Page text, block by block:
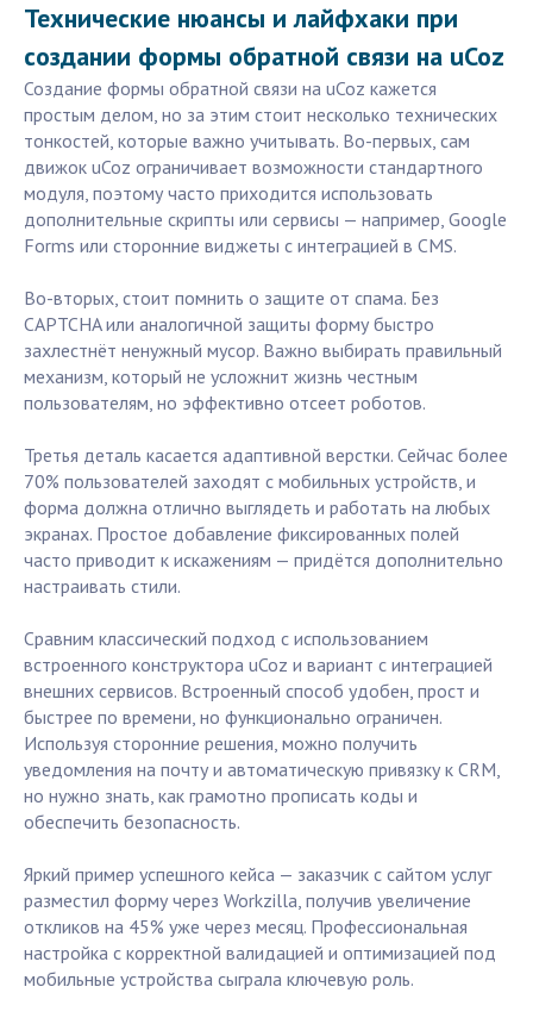
Технические нюансы и лайфхаки при
создании формы обратной связи на uCoz
Создание формы обратной связи на uCoz кажется
простым делом, но за этим стоит несколько технических
тонкостей, которые важно учитывать. Во-первых, сам
движок uCoz ограничивает возможности стандартного
модуля, поэтому часто приходится использовать
дополнительные скрипты или сервисы — например, Google
Forms или сторонние виджеты с интеграцией в CMS.
Во-вторых, стоит помнить о защите от спама. Без
CAPTCHA или аналогичной защиты форму быстро
захлестнёт ненужный мусор. Важно выбирать правильный
механизм, который не усложнит жизнь честным
пользователям, но эффективно отсеет роботов.
Третья деталь касается адаптивной верстки. Сейчас более
70% пользователей заходят с мобильных устройств, и
форма должна отлично выглядеть и работать на любых
экранах. Простое добавление фиксированных полей
часто приводит к искажениям — придётся дополнительно
настраивать стили.
Сравним классический подход с использованием
встроенного конструктора uCoz и вариант с интеграцией
внешних сервисов. Встроенный способ удобен, прост и
быстрее по времени, но функционально ограничен.
Используя сторонние решения, можно получить
уведомления на почту и автоматическую привязку к CRM,
но нужно знать, как грамотно прописать коды и
обеспечить безопасность.
Яркий пример успешного кейса — заказчик с сайтом услуг
разместил форму через Workzilla, получив увеличение
откликов на 45% уже через месяц. Профессиональная
настройка с корректной валидацией и оптимизацией под
мобильные устройства сыграла ключевую роль.